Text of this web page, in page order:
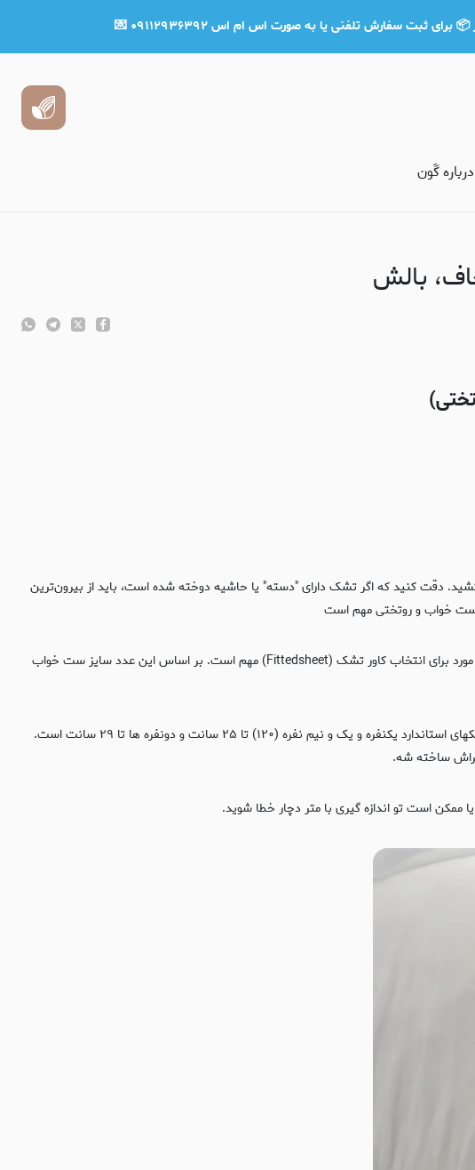
ثبت سفارش تلفنی یا به صورت اس ام اس ۰۹۱۱۲۹۳۶۳۹۲ 💌
درباره گَون
بالش
دقت کنید که اگر تشک دارای "دسته" یا حاشیه دوخته شده است، باید از بیرون‌ترین
قسمتی که بالش ها قرار میگیرند عرض تشک است. متر را از لبه بیرونی یکی از عرضهای تشک تا لبه بیرونی آن یکشید. این مورد برای انتخاب کاور تشک (Fittedsheet) مهم است. بر اساس این عدد سایز ست خواب
متر را عمود بر سطح زمین قرار دهید. از روی زمین تا بالاترین نقطه تشک را اندازه بگیرید. ارتفاع تشکهای استاندارد یکنفره و یک و نیم نفره (۱۲۰) تا ۲۵ سانت و دونفره ها تا ۲۹ سانت است.
ممکن است تو اندازه گیری با متر دچار خطا شوید.